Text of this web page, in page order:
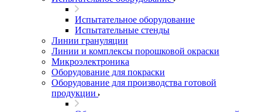
Испытательное оборудование
Испытательные стенды
Линии грануляции
Линии и комплексы порошковой окраски
Микроэлектроника
Оборудование для покраски
Оборудование для производства готовой
продукции